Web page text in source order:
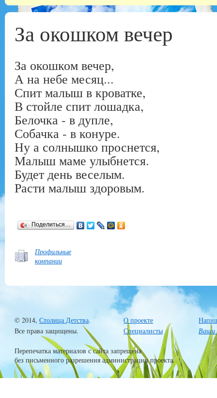
За окошком вечер
За окошком вечер,
А на небе месяц...
Спит малыш в кроватке,
В стойле спит лошадка,
Белочка - в дупле,
Собачка - в конуре.
Ну а солнышко проснется,
Малыш маме улыбнется.
Будет день веселым.
Расти малыш здоровым.
Поделиться…
Профильные
компании
© 2014, Столица Детства.
Все права защищены.
О проекте
Специалисты
Ваши
Перепечатка материалов с сайта запрещена
без письменного разрешения администрации проекта.